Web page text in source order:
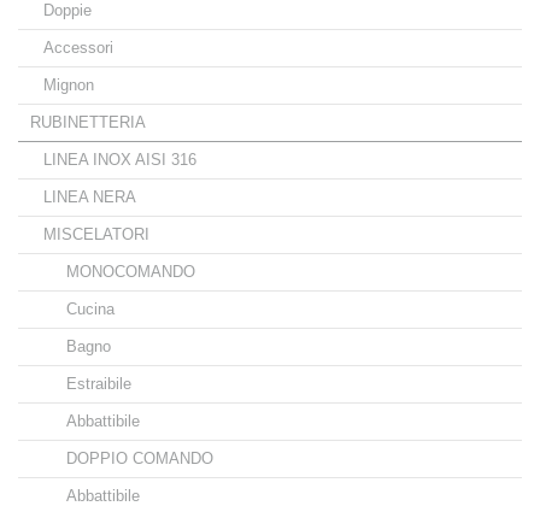
Doppie
Accessori
Mignon
RUBINETTERIA
LINEA INOX AISI 316
LINEA NERA
MISCELATORI
MONOCOMANDO
Cucina
Bagno
Estraibile
Abbattibile
DOPPIO COMANDO
Abbattibile